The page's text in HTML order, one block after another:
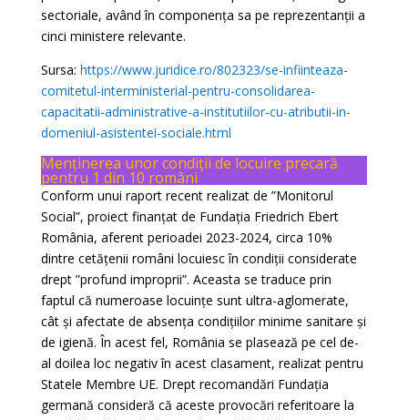
sectoriale, având în componența sa pe reprezentanții a
cinci ministere relevante.
Sursa: https://www.juridice.ro/802323/se-infiinteaza-
comitetul-interministerial-pentru-consolidarea-
capacitatii-administrative-a-institutiilor-cu-atributii-in-
domeniul-asistentei-sociale.html
Menținerea unor condiții de locuire precară
pentru 1 din 10 români
Conform unui raport recent realizat de ”Monitorul
Social”, proiect finanțat de Fundația Friedrich Ebert
România, aferent perioadei 2023-2024, circa 10%
dintre cetățenii români locuiesc în condiții considerate
drept ”profund improprii”. Aceasta se traduce prin
faptul că numeroase locuințe sunt ultra-aglomerate,
cât și afectate de absența condițiilor minime sanitare și
de igienă. În acest fel, România se plasează pe cel de-
al doilea loc negativ în acest clasament, realizat pentru
Statele Membre UE. Drept recomandări Fundația
germană consideră că aceste provocări referitoare la